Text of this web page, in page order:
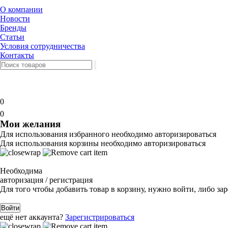
О компании
Новости
Бренды
Статьи
Условия сотрудничества
Контакты
0
0
Мои желания
Для использования избранного необходимо авторизироваться
Для использования корзины необходимо авторизироваться
Необходима
авторизация / регистрация
Для того чтобы добавить товар в корзину, нужно войти, либо
Войти
ещё нет аккаунта? Зарегистрироваться